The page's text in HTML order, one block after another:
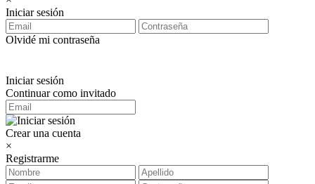
Iniciar sesión
Olvidé mi contraseña
Iniciar sesión
Continuar como invitado
Crear una cuenta
×
Registrarme